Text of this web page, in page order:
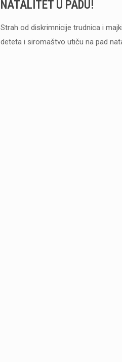
NATALITET U PADU!
Strah od diskrimnicije trudnica i
deteta i siromaštvo utiču na pad